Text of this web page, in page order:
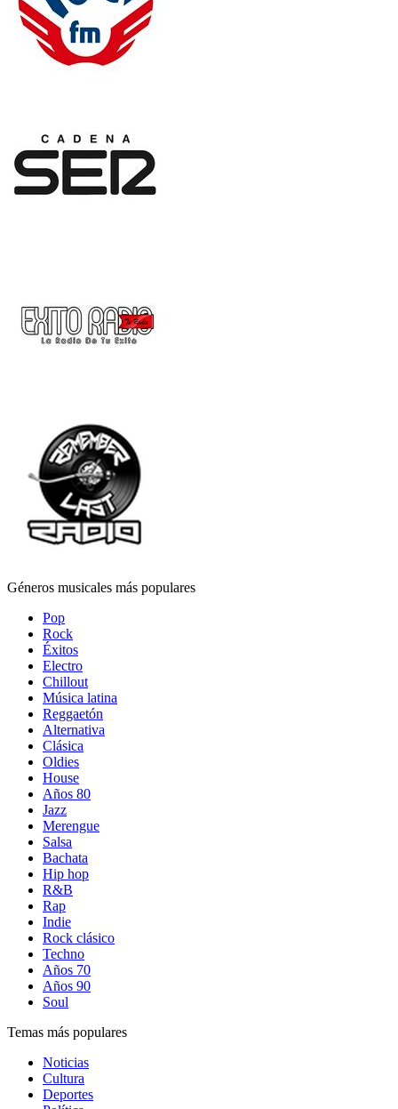
Géneros musicales más populares
Pop
Rock
Éxitos
Electro
Chillout
Música latina
Reggaetón
Alternativa
Clásica
Oldies
House
Años 80
Jazz
Merengue
Salsa
Bachata
Hip hop
R&B
Rap
Indie
Rock clásico
Techno
Años 70
Años 90
Soul
Temas más populares
Noticias
Cultura
Deportes